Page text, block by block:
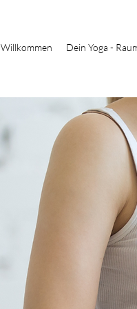
Willkommen Dein Yoga -